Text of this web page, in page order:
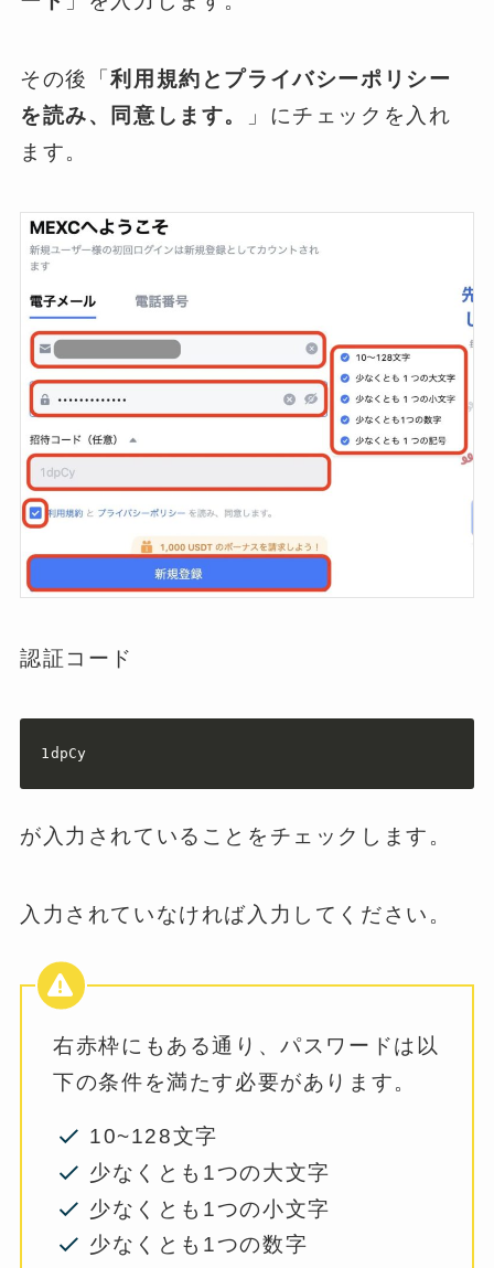
その後「利用規約とプライバシーポリシー
を読み、同意します。
」にチェックを入れ
ます。
認証コード
1dpCy
が入力されていることをチェックします。
入力されていなければ入力してください。
右赤枠にもある通り、パスワードは以
下の条件を満たす必要があります。
10~128文字
少なくとも1つの大文字
少なくとも1つの小文字
少なくとも1つの数字